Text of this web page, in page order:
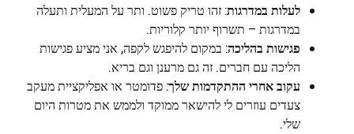
לעלות במדרגות: זהו טריק פשוט. ותר על המעלית ותעלה
במדרגות – תשרוף יותר קלוריות.
פגישות בהליכה: במקום להיפגש לקפה, אני מציע פגישות
הליכה עם חברים. זה גם מרענן וגם בריא.
עקוב אחרי ההתקדמות שלך: פדומטר או אפליקציית מעקב
צעדים עוזרים לי להישאר ממוקד ולממש את מטרות היום
שלי.